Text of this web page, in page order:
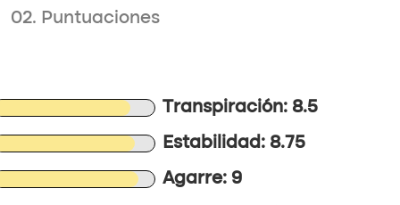
02. Puntuaciones
Transpiración: 8.5
Estabilidad: 8.75
Agarre: 9